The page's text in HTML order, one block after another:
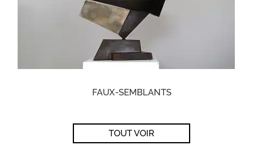
FAUX-SEMBLANTS
TOUT VOIR